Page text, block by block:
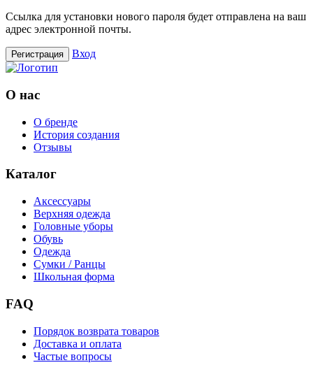
Ссылка для установки нового пароля будет отправлена ​​на ваш
адрес электронной почты.
Регистрация Вход
О нас
О бренде
История создания
Отзывы
Каталог
Аксессуары
Верхняя одежда
Головные уборы
Обувь
Одежда
Сумки / Ранцы
Школьная форма
FAQ
Порядок возврата товаров
Доставка и оплата
Частые вопросы